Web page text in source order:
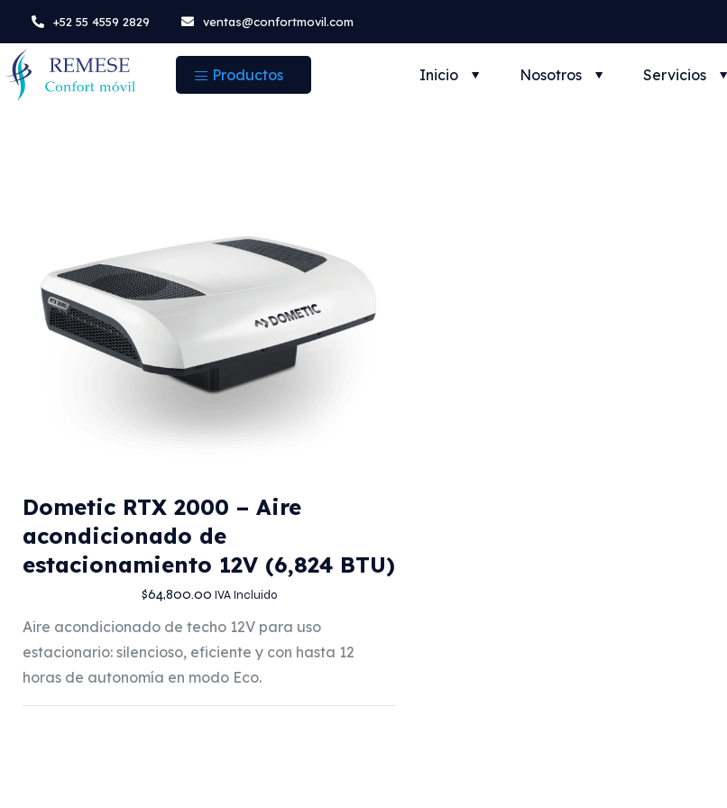
+52 55 4559 2829 ventas@confortmovil.com
Productos Inicio Nosotros Servicios
Dometic RTX 2000 – Aire
acondicionado de
estacionamiento 12V (6,824 BTU)
$64,800.00 IVA Incluido
Aire acondicionado de techo 12V para uso
estacionario: silencioso, eficiente y con hasta 12
horas de autonomía en modo Eco.